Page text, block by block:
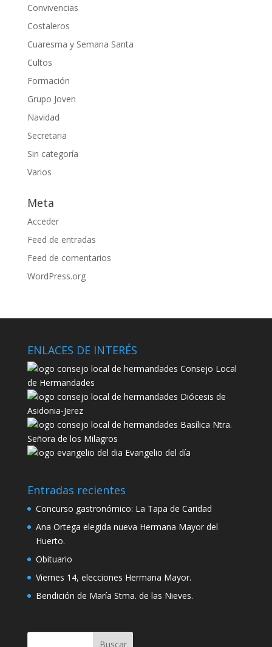
Convivencias
Costaleros
Cuaresma y Semana Santa
Cultos
Formación
Grupo Joven
Navidad
Secretaria
Sin categoría
Varios
Meta
Acceder
Feed de entradas
Feed de comentarios
WordPress.org
ENLACES DE INTERÉS
Consejo Local
de Hermandades
Diócesis de
Asidonia-Jerez
Basílica Ntra.
Señora de los Milagros
Evangelio del día
Entradas recientes
Concurso gastronómico: La Tapa de Caridad
Ana Ortega elegida nueva Hermana Mayor del
Huerto.
Obituario
Viernes 14, elecciones Hermana Mayor.
Bendición de María Stma. de las Nieves.